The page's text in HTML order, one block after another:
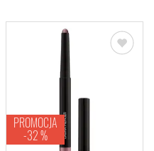
PROMOCJA
-32 %